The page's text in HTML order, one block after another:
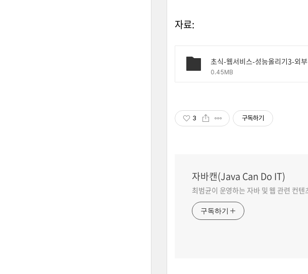
자료:
0.45MB
3 구독하기
자바캔(Java Can Do IT)
최범균이 운영하는 자바 및 웹 관련 컨텐
구독하기